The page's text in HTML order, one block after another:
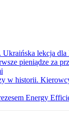
Ukraińska lekcja dla
pieniądze za
w historii.
Energy